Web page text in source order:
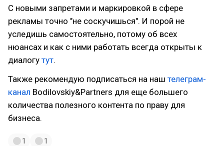
С новыми запретами и маркировкой в сфере
рекламы точно "не соскучишься". И порой не
уследишь самостоятельно, потому об всех
нюансах и как с ними работать всегда открыты к
диалогу тут.
Также рекомендую подписаться на наш телеграм-
канал Bodilovskiy&Partners для еще большего
количества полезного контента по праву для
бизнеса.
1 1